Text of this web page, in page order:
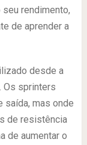
rendimento,
de aprender a
desde a
Os sprinters
saída, mas onde
de resistência
de aumentar o